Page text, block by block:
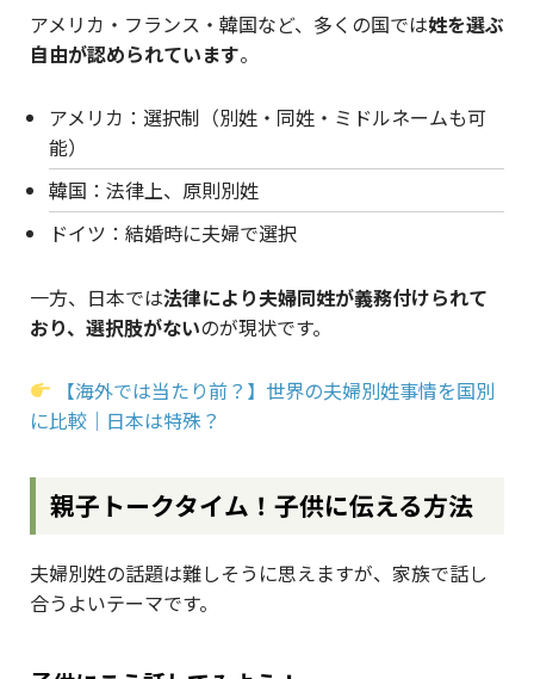
アメリカ・フランス・韓国など、多くの国では姓を選ぶ
自由が認められています。
アメリカ：選択制（別姓・同姓・ミドルネームも可
能）
韓国：法律上、原則別姓
ドイツ：結婚時に夫婦で選択
一方、日本では法律により夫婦同姓が義務付けられて
おり、選択肢がないのが現状です。
【海外では当たり前？】世界の夫婦別姓事情を国別
に比較｜日本は特殊？
親子トークタイム！子供に伝える方法
夫婦別姓の話題は難しそうに思えますが、家族で話し
合うよいテーマです。